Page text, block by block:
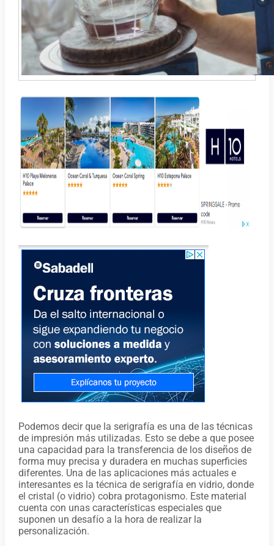
Podemos decir que la serigrafía es una de las técnicas
de impresión más utilizadas. Esto se debe a que posee
una capacidad para la transferencia de los diseños de
forma muy precisa y duradera en muchas superficies
diferentes. Una de las aplicaciones más actuales e
interesantes es la técnica de serigrafía en vidrio, donde
el cristal (o vidrio) cobra protagonismo. Este material
cuenta con unas características especiales que
suponen un desafío a la hora de realizar la
personalización.